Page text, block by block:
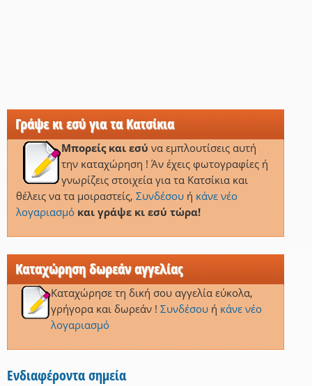
Γράψε κι εσύ για τα Κατσίκια
Μπορείς και εσύ να εμπλουτίσεις αυτή
την καταχώρηση ! Άν έχεις φωτογραφίες ή
γνωρίζεις στοιχεία για τα Κατσίκια και
θέλεις να τα μοιραστείς, Συνδέσουή κάνε νέο
λογαριασμό και γράψε κι εσύ τώρα!
Καταχώρηση δωρεάν αγγελίας
Καταχώρησε τη δική σου αγγελία εύκολα,
γρήγορα και δωρεάν ! Συνδέσουή κάνε νέο
λογαριασμό
Ενδιαφέροντα σημεία